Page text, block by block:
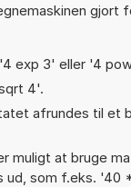
gjort
exp 3' eller '4
4'.
afrundes til et
muligt at bruge
ud, som f.eks. '40